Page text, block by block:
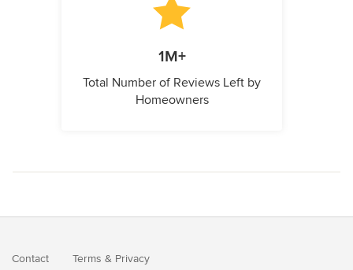
1M+
Total Number of Reviews Left by
Homeowners
Contact Terms & Privacy